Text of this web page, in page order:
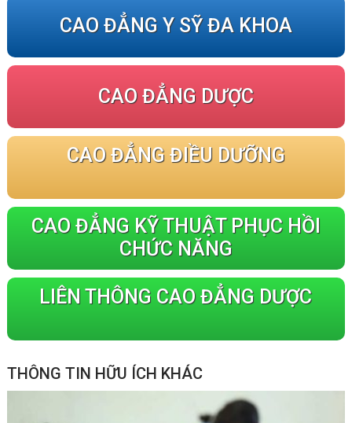
CAO ĐẲNG Y SỸ ĐA KHOA
CAO ĐẲNG DƯỢC
CAO ĐẲNG ĐIỀU DƯỠNG
CAO ĐẲNG KỸ THUẬT PHỤC HỒI
CHỨC NĂNG
LIÊN THÔNG CAO ĐẲNG DƯỢC
THÔNG TIN HỮU ÍCH KHÁC